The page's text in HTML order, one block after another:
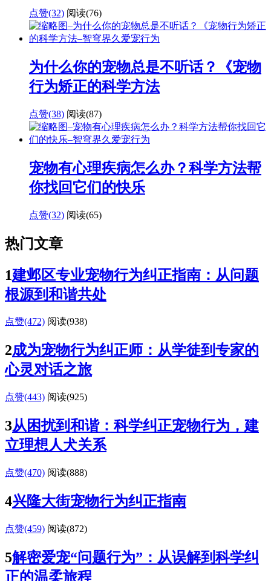
点赞(32) 阅读(76)
为什么你的宠物总是不听话？《宠物
行为矫正的科学方法
点赞(38) 阅读(87)
宠物有心理疾病怎么办？科学方法帮
你找回它们的快乐
点赞(32) 阅读(65)
热门文章
1建邺区专业宠物行为纠正指南：从问题
根源到和谐共处
点赞(472) 阅读(938)
2成为宠物行为纠正师：从学徒到专家的
心灵对话之旅
点赞(443) 阅读(925)
3从困扰到和谐：科学纠正宠物行为，建
立理想人犬关系
点赞(470) 阅读(888)
4兴隆大街宠物行为纠正指南
点赞(459) 阅读(872)
5解密爱宠“问题行为”：从误解到科学纠
正的温柔旅程